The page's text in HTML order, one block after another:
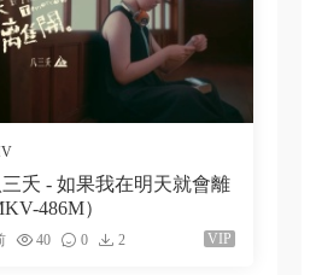
三夭 - 如果我在明天就會離
486M）
40 0 2 VIP